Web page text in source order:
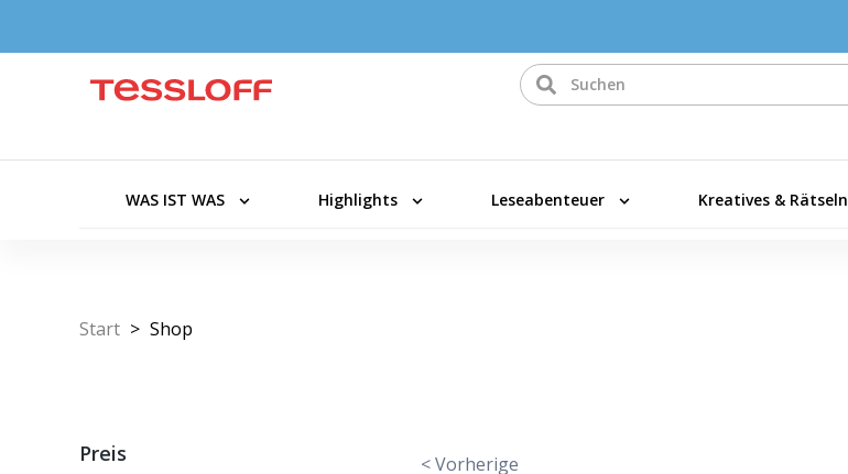
WAS IST WAS Highlights Leseabenteuer Kreatives & Rätseln
Start > Shop
Preis < Vorherige